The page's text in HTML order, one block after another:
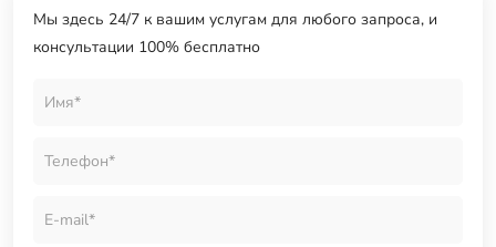
Мы здесь 24/7 к вашим услугам для любого запроса, и
консультации 100% бесплатно